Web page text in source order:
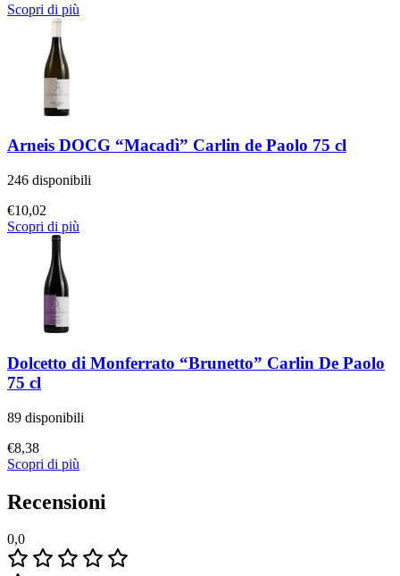
Scopri di più
Arneis DOCG “Macadì” Carlin de Paolo 75 cl
246 disponibili
€10,02
Scopri di più
Dolcetto di Monferrato “Brunetto” Carlin De Paolo
75 cl
89 disponibili
€8,38
Scopri di più
Recensioni
0,0